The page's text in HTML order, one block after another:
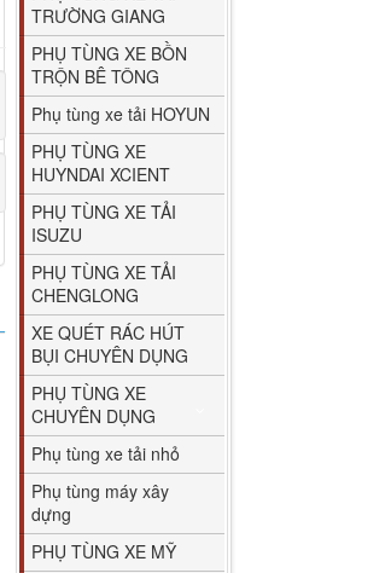
TRƯỜNG GIANG
PHỤ TÙNG XE BỒN
TRỘN BÊ TÔNG
Phụ tùng xe tải HOYUN
PHỤ TÙNG XE
HUYNDAI XCIENT
PHỤ TÙNG XE TẢI
ISUZU
PHỤ TÙNG XE TẢI
CHENGLONG
XE QUÉT RÁC HÚT
BỤI CHUYÊN DỤNG
PHỤ TÙNG XE
CHUYÊN DỤNG
Phụ tùng xe tải nhỏ
Phụ tùng máy xây
dựng
PHỤ TÙNG XE MỸ